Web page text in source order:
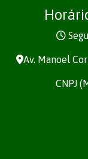
Av. Manoel
CNPJ